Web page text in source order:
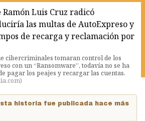
cibercriminales tomaran control de los
con un “Ransomware”, todavía no se ha
pagar los peajes y recargar las cuentas.
)
historia fue publicada hace más